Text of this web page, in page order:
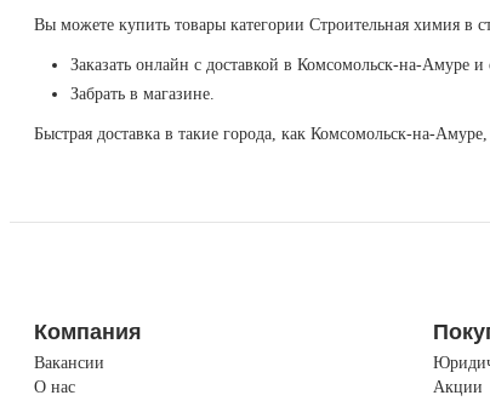
Вы можете купить товары категории Строительная химия в
Заказать онлайн с доставкой в Комсомольск-на-Амуре и
Забрать в магазине.
Быстрая доставка в такие города, как Комсомольск-на-
Компания
Вакансии
О нас
Акции